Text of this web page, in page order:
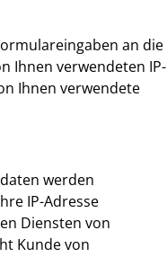
an die
Ihnen verwendeten IP-
Ihnen verwendete
werden
IP-Adresse
Diensten von
Kunde von